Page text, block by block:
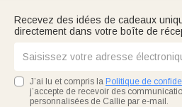
Recevez des idées de cadeaux
directement dans votre boîte de
J’ai lu et compris la Politique de
j’accepte de recevoir des
personnalisées de Callie par e-mail.